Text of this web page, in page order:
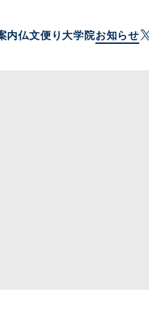
内仏文便り 大学院お知らせ